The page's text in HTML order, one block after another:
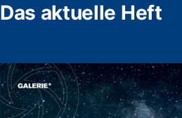
Das aktuelle Heft